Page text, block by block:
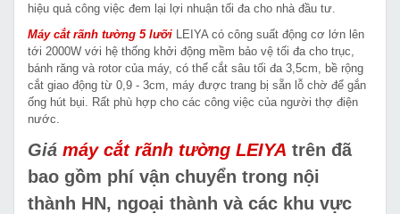
hiệu quả công việc đem lại lợi nhuận tối đa cho nhà đầu tư.
Máy cắt rãnh tường 5 lưỡi LEIYA có công suất động cơ lớn lên
tới 2000W với hệ thống khởi động mềm bảo vệ tối đa cho trục,
bánh răng và rotor của máy, có thể cắt sâu tối đa 3,5cm, bề rộng
cắt giao động từ 0,9 - 3cm, máy được trang bị sẵn lỗ chờ để gắn
ống hút bụi. Rất phù hợp cho các công việc của người thợ điện
nước.
Giá máy cắt rãnh tường LEIYA trên đã
bao gồm phí vận chuyển trong nội
thành HN, ngoại thành và các khu vực